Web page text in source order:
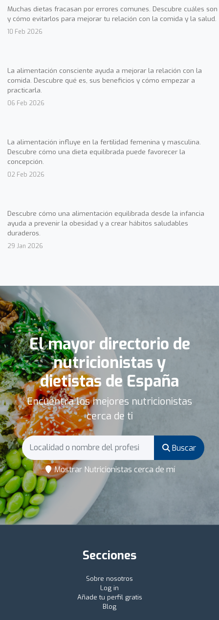
Muchas dietas fracasan por errores comunes. Descubre cuáles son
y cómo evitarlos para mejorar tu relación con la comida y la salud.
10 Feb 2026
La alimentación consciente ayuda a mejorar la relación con la
comida. Descubre qué es, sus beneficios y cómo empezar a
practicarla.
06 Feb 2026
La alimentación influye en la fertilidad femenina y masculina.
Descubre cómo una dieta equilibrada puede favorecer la
concepción.
02 Feb 2026
Descubre cómo una alimentación equilibrada desde la infancia
ayuda a prevenir la obesidad y a crear hábitos saludables
duraderos.
29 Jan 2026
El mayor directorio de
nutricionistas y
dietistas de España
Encuentra los mejores nutricionistas
cerca de ti
Buscar
Mostrar Nutricionistas cerca de mí
Secciones
Sobre nosotros
Log in
Añade tu perfil gratis
Blog